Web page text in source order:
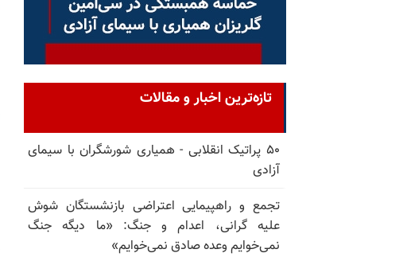
تازه‌ترین اخبار و مقالات
۵۰ پراتیک انقلابی - همیاری شورشگران با سیمای
آزادی
تجمع و راهپیمایی اعتراضی بازنشستگان شوش
علیه گرانی، اعدام و جنگ: «ما دیگه جنگ
نمی‌خوایم وعده صادق نمی‌خوایم»